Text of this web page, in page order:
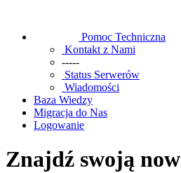
Pomoc Techniczna
Kontakt z Nami
-----
Status Serwerów
Wiadomości
Baza Wiedzy
Migracja do Nas
Logowanie
Znajdź swoją